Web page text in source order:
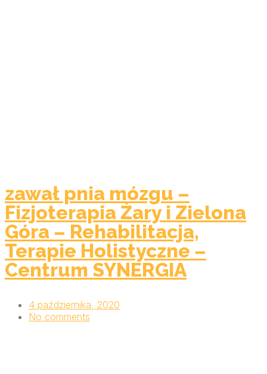
zawał pnia mózgu –
Fizjoterapia Żary i Zielona
Góra – Rehabilitacja,
Terapie Holistyczne –
Centrum SYNERGIA
4 października, 2020
No comments